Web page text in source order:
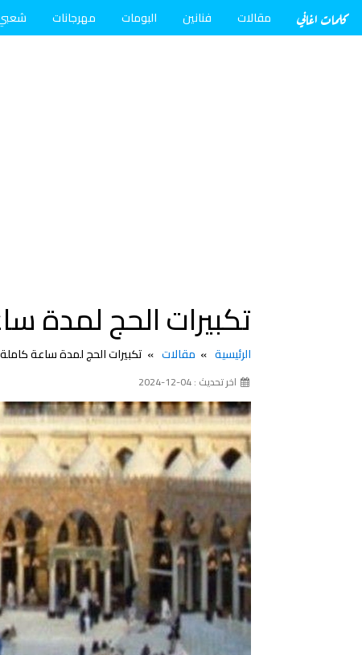
كلمات اغاني مقالات فنانين البومات مهرجانات
تكبيرات الحج لمدة ساعة
الرئيسية مقالات تكبيرات الحج لمدة ساعة كاملة دون
اخر تحديث : 04-12-2024